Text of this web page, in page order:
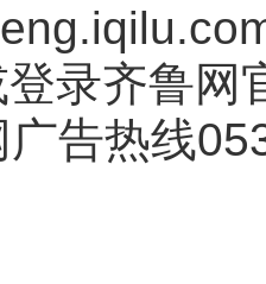
录齐鲁网
告热线